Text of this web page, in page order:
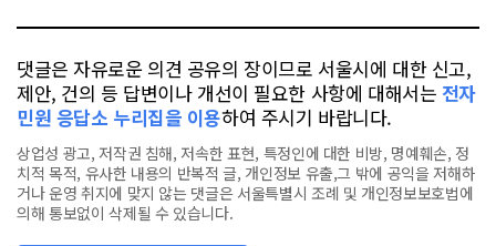
댓글은 자유로운 의견 공유의 장이므로 서울시에 대한 신고,
제안, 건의 등 답변이나 개선이 필요한 사항에 대해서는 전자
민원 응답소 누리집을 이용하여 주시기 바랍니다.
상업성 광고, 저작권 침해, 저속한 표현, 특정인에 대한 비방, 명예훼손, 정
치적 목적, 유사한 내용의 반복적 글, 개인정보 유출,그 밖에 공익을 저해하
거나 운영 취지에 맞지 않는 댓글은 서울특별시 조례 및 개인정보보호법에
의해 통보없이 삭제될 수 있습니다.